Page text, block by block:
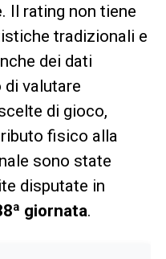
. Il rating non tiene
tradizionali e
dei dati
valutare
di gioco,
fisico alla
sono state
disputate in
giornata.